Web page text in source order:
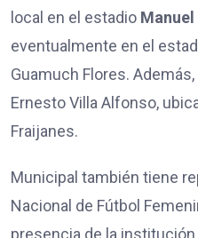
local en el estadio
eventualmente en el
Guamuch Flores.
Ernesto Villa Alfonso,
Fraijanes.
Municipal también tiene
Nacional de Fútbol
presencia de la